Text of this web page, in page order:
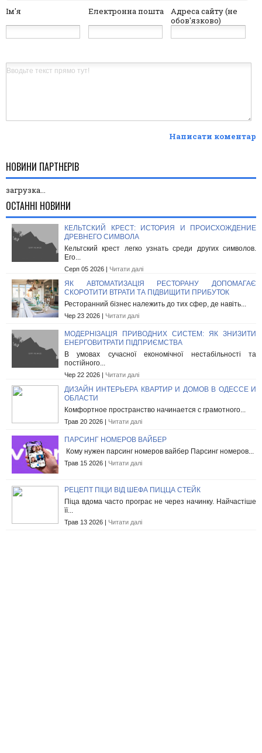
Ім'я Електронна пошта
Адреса сайту (не
обов'язково)
Написати коментар
НОВИНИ ПАРТНЕРІВ
загрузка...
ОСТАННІ НОВИНИ
КЕЛЬТСКИЙ КРЕСТ: ИСТОРИЯ И ПРОИСХОЖДЕНИЕ
ДРЕВНЕГО СИМВОЛА
Кельтский крест легко узнать среди других символов.
Его...
Серп 05 2026 | Читати далі
ЯК АВТОМАТИЗАЦІЯ РЕСТОРАНУ ДОПОМАГАЄ
СКОРОТИТИ ВТРАТИ ТА ПІДВИЩИТИ ПРИБУТОК
Ресторанний бізнес належить до тих сфер, де навіть...
Чер 23 2026 | Читати далі
МОДЕРНІЗАЦІЯ ПРИВОДНИХ СИСТЕМ: ЯК ЗНИЗИТИ
ЕНЕРГОВИТРАТИ ПІДПРИЄМСТВА
В умовах сучасної економічної нестабільності та
постійного...
Чер 22 2026 | Читати далі
ДИЗАЙН ИНТЕРЬЕРА КВАРТИР И ДОМОВ В ОДЕССЕ И
ОБЛАСТИ
Комфортное пространство начинается с грамотного...
Трав 20 2026 | Читати далі
ПАРСИНГ НОМЕРОВ ВАЙБЕР
Кому нужен парсинг номеров вайбер Парсинг номеров...
Трав 15 2026 | Читати далі
РЕЦЕПТ ПІЦИ ВІД ШЕФА ПИЦЦА СТЕЙК
Піца вдома часто програє не через начинку. Найчастіше
її...
Трав 13 2026 | Читати далі